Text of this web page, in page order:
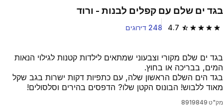
בגד ים שלם עם קפלים לבנות - ורוד
4.7 4.7 out of 5 stars from 248 reviews 248 דירוגים
בגד ים שלם מקורי וצבעוני שמתאים לילדות קטנות לגילוי הנאות
המים, בבריכה או בחוץ.
בגד הים השלם הראשון שלה, עם כתפיות דקות ישרות בגב שקל
מאוד ללבוש! הבונוס הקטן שלו? הדפסים בהירים וסלסולים!
מק"ט 8919849